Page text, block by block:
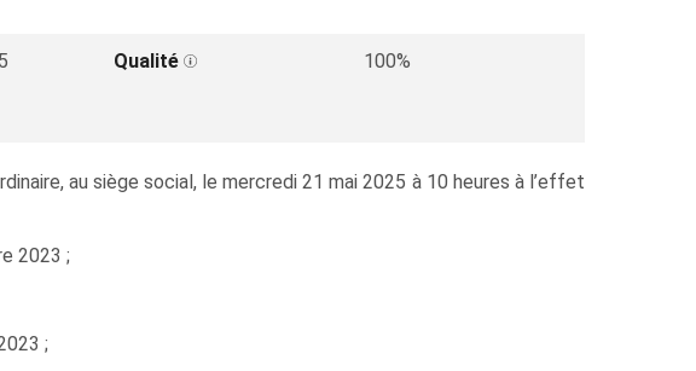
Qualité
100%
au siège social, le mercredi 21 mai 2025 à 10 heures à l’effet
2023 ;
;